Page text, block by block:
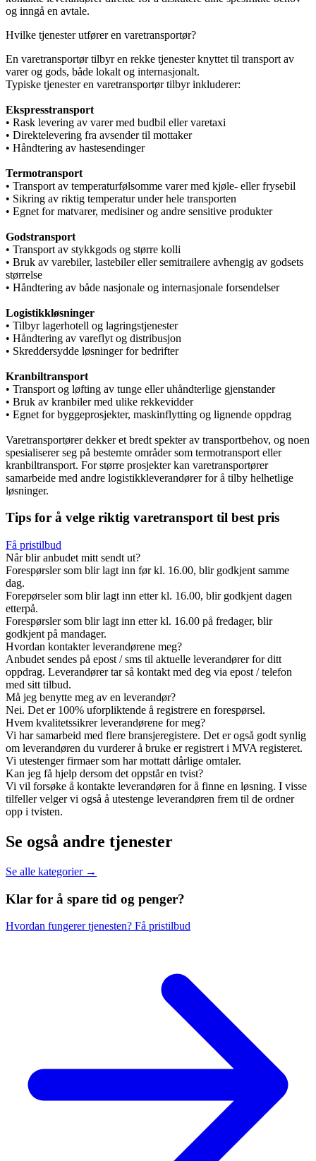
og inngå en avtale.
Hvilke tjenester utfører en varetransportør?
En varetransportør tilbyr en rekke tjenester knyttet til transport av
varer og gods, både lokalt og internasjonalt.
Typiske tjenester en varetransportør tilbyr inkluderer:
Ekspresstransport
• Rask levering av varer med budbil eller varetaxi
• Direktelevering fra avsender til mottaker
• Håndtering av hastesendinger
Termotransport
• Transport av temperaturfølsomme varer med kjøle- eller frysebil
• Sikring av riktig temperatur under hele transporten
• Egnet for matvarer, medisiner og andre sensitive produkter
Godstransport
• Transport av stykkgods og større kolli
• Bruk av varebiler, lastebiler eller semitrailere avhengig av godsets
størrelse
• Håndtering av både nasjonale og internasjonale forsendelser
Logistikkløsninger
• Tilbyr lagerhotell og lagringstjenester
• Håndtering av vareflyt og distribusjon
• Skreddersydde løsninger for bedrifter
Kranbiltransport
• Transport og løfting av tunge eller uhåndterlige gjenstander
• Bruk av kranbiler med ulike rekkevidder
• Egnet for byggeprosjekter, maskinflytting og lignende oppdrag
Varetransportører dekker et bredt spekter av transportbehov, og noen
spesialiserer seg på bestemte områder som termotransport eller
kranbiltransport. For større prosjekter kan varetransportører
samarbeide med andre logistikkleverandører for å tilby helhetlige
løsninger.
Tips for å velge riktig varetransport til best pris
Få pristilbud
Når blir anbudet mitt sendt ut?
Forespørsler som blir lagt inn før kl. 16.00, blir godkjent samme
dag.
Forepørseler som blir lagt inn etter kl. 16.00, blir godkjent dagen
etterpå.
Forespørsler som blir lagt inn etter kl. 16.00 på fredager, blir
godkjent på mandager.
Hvordan kontakter leverandørene meg?
Anbudet sendes på epost / sms til aktuelle leverandører for ditt
oppdrag. Leverandører tar så kontakt med deg via epost / telefon
med sitt tilbud.
Må jeg benytte meg av en leverandør?
Nei. Det er 100% uforpliktende å registrere en forespørsel.
Hvem kvalitetssikrer leverandørene for meg?
Vi har samarbeid med flere bransjeregistere. Det er også godt synlig
om leverandøren du vurderer å bruke er registrert i MVA registeret.
Vi utestenger firmaer som har mottatt dårlige omtaler.
Kan jeg få hjelp dersom det oppstår en tvist?
Vi vil forsøke å kontakte leverandøren for å finne en løsning. I visse
tilfeller velger vi også å utestenge leverandøren frem til de ordner
opp i tvisten.
Se også andre tjenester
Se alle kategorier →
Klar for å spare tid og penger?
Hvordan fungerer tjenesten? Få pristilbud